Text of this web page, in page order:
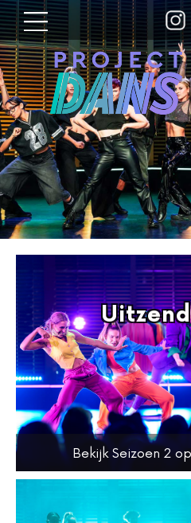
Bekijk Seizoen 2